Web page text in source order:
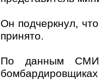
Он подчеркнул,
принято.
По данным СМИ,